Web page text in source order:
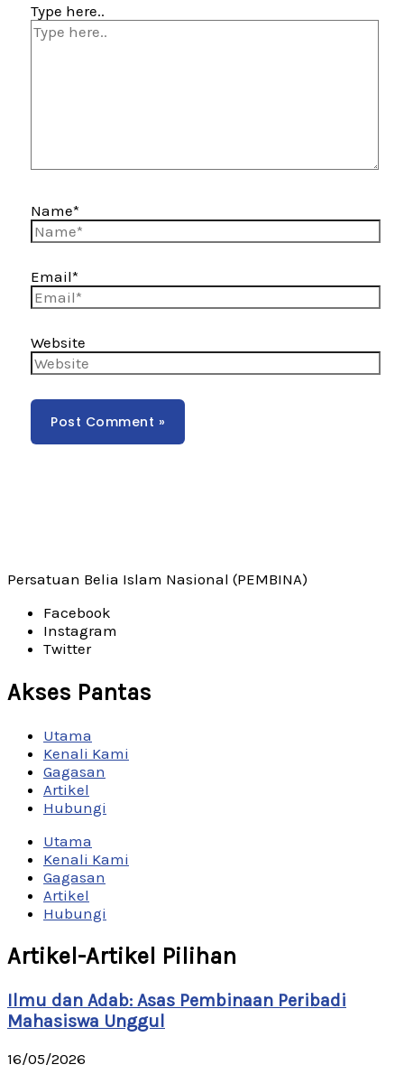
Type here..
Name*
Email*
Website
Persatuan Belia Islam Nasional (PEMBINA)
Facebook
Instagram
Twitter
Akses Pantas
Utama
Kenali Kami
Gagasan
Artikel
Hubungi
Utama
Kenali Kami
Gagasan
Artikel
Hubungi
Artikel-Artikel Pilihan
Ilmu dan Adab: Asas Pembinaan Peribadi
Mahasiswa Unggul
16/05/2026